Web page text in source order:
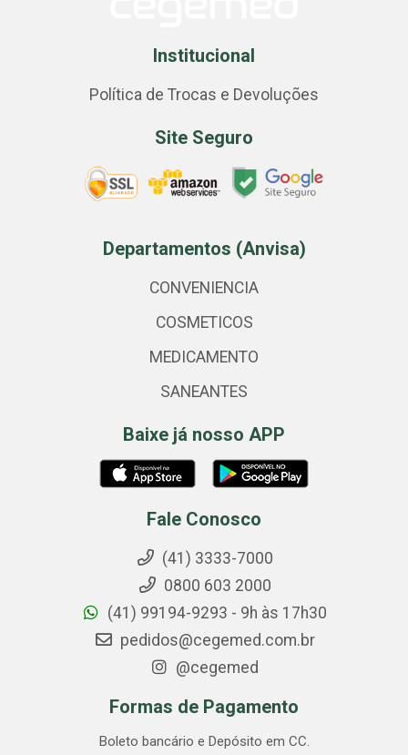
Institucional
Política de Trocas e Devoluções
Site Seguro
Departamentos (Anvisa)
CONVENIENCIA
COSMETICOS
MEDICAMENTO
SANEANTES
Baixe já nosso APP
Fale Conosco
(41) 3333-7000
0800 603 2000
(41) 99194-9293 - 9h às 17h30
pedidos@cegemed.com.br
@cegemed
Formas de Pagamento
Boleto bancário e Depósito em CC.